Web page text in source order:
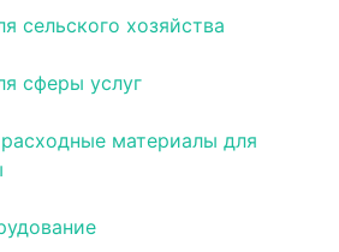
сельского хозяйства
сферы услуг
материалы для